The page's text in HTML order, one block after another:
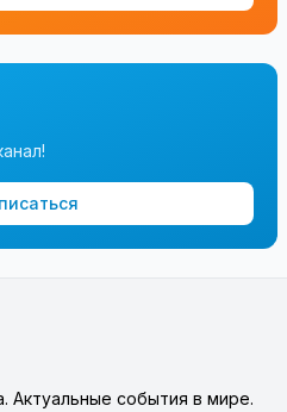
Актуальные события в мире.